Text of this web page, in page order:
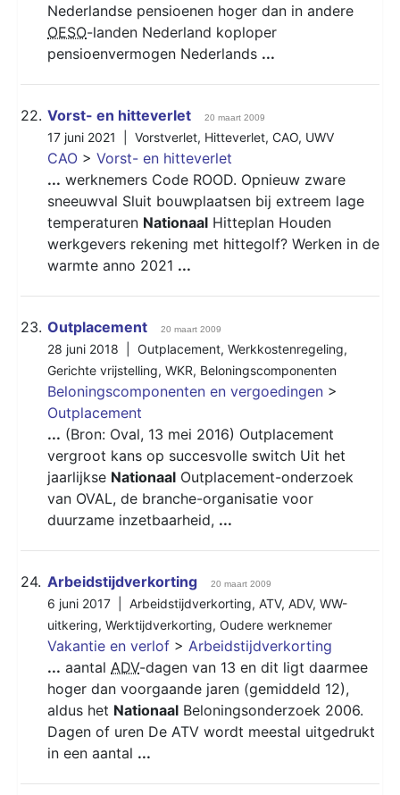
Nederlandse pensioenen hoger dan in andere
OESO-landen Nederland koploper
pensioenvermogen Nederlands ...
22. Vorst- en hitteverlet 20 maart 2009
17 juni 2021 | Vorstverlet, Hitteverlet, CAO, UWV
CAO > Vorst- en hitteverlet
... werknemers Code ROOD. Opnieuw zware
sneeuwval Sluit bouwplaatsen bij extreem lage
temperaturen Nationaal Hitteplan Houden
werkgevers rekening met hittegolf? Werken in de
warmte anno 2021 ...
23. Outplacement 20 maart 2009
28 juni 2018 | Outplacement, Werkkostenregeling,
Gerichte vrijstelling, WKR, Beloningscomponenten
Beloningscomponenten en vergoedingen >
Outplacement
... (Bron: Oval, 13 mei 2016) Outplacement
vergroot kans op succesvolle switch Uit het
jaarlijkse Nationaal Outplacement-onderzoek
van OVAL, de branche-organisatie voor
duurzame inzetbaarheid, ...
24. Arbeidstijdverkorting 20 maart 2009
6 juni 2017 | Arbeidstijdverkorting, ATV, ADV, WW-
uitkering, Werktijdverkorting, Oudere werknemer
Vakantie en verlof > Arbeidstijdverkorting
... aantal ADV-dagen van 13 en dit ligt daarmee
hoger dan voorgaande jaren (gemiddeld 12),
aldus het Nationaal Beloningsonderzoek 2006.
Dagen of uren De ATV wordt meestal uitgedrukt
in een aantal ...